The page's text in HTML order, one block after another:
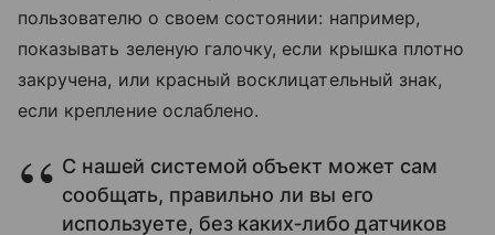
пользователю о своем состоянии: например,
показывать зеленую галочку, если крышка плотно
закручена, или красный восклицательный знак,
если крепление ослаблено.
С нашей системой объект может сам
сообщать, правильно ли вы его
используете, без каких‑либо датчиков